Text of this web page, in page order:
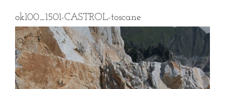
ok100_1501-CASTROL-toscane